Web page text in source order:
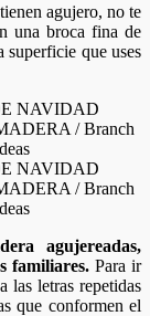
agujero, no te
una broca fina de
superficie que uses
agujereadas,
familiares. Para ir
las letras repetidas
que conformen el